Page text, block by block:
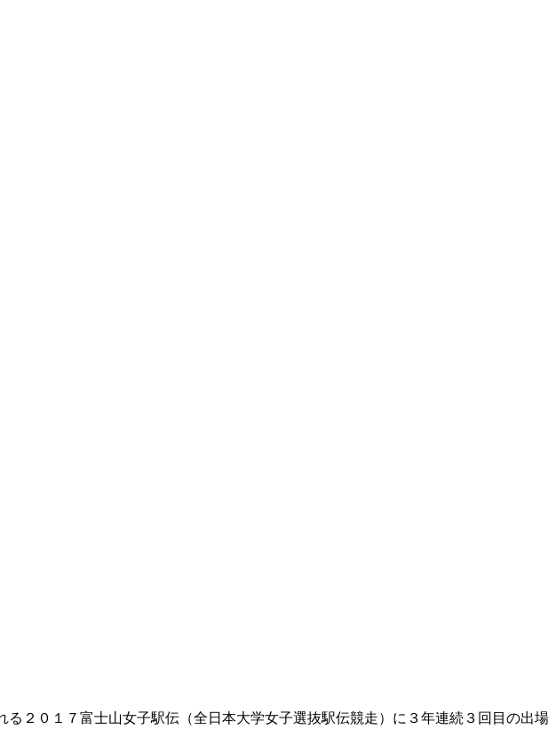
２０１７富士山女子駅伝（全日本大学女子選抜駅伝競走）に３年連続３回目の出場